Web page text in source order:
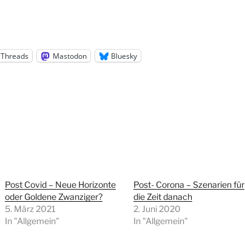
Threads Mastodon Bluesky
Post Covid – Neue Horizonte
oder Goldene Zwanziger?
5. März 2021
In "Allgemein"
Post- Corona – Szenarien für
die Zeit danach
2. Juni 2020
In "Allgemein"